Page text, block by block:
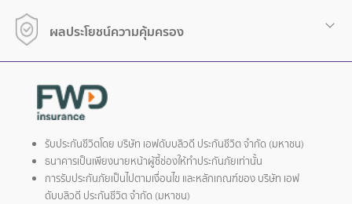
ผลประโยชน์ความคุ้มครอง
รับประกันชีวิตโดย บริษัท เอฟดับบลิวดี ประกันชีวิต จำกัด (มหาชน)
ธนาคารเป็นเพียงนายหน้าผู้ชี้ช่องให้ทำประกันภัยเท่านั้น
การรับประกันภัยเป็นไปตามเงื่อนไข และหลักเกณฑ์ของ บริษัท เอฟ
ดับบลิวดี ประกันชีวิต จำกัด (มหาชน)